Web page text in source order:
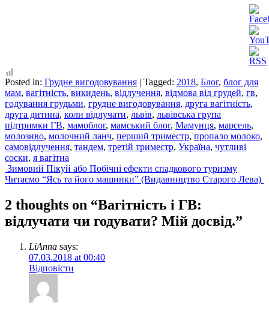
Posted in: Грудне вигодовування Tagged: 2018, Блог, блог для
мам, вагітність, викидень, відлучення, відмова від грудей, гв,
годування грудьми, грудне вигодовування, друга вагітність,
друга дитина, коли відлучати, львів, львівська група
підтримки ГВ, мамоблог, мамський блог, Мамунця, марсель,
молозиво, молочний ланч, перший триместр, пропало молоко,
самовідлучення, тандем, третій триместр, Україна, чутливі
соски, я вагітна
Post
navigation
Зимовий Пікуй або Побічні ефекти спадкового туризму
Читаємо “Ясь та його машинки” (Видавництво Старого Лева)
2 thoughts on “Вагітність і ГВ:
відлучати чи годувати? Мій досвід.”
LiAnna says:
07.03.2018 at 00:40
Відповісти